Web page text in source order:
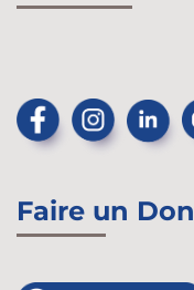
Faire un Don